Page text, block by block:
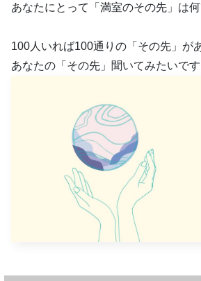
あなたにとって「満室のその先」は何
100人いれば100通りの「その先」が
あなたの「その先」聞いてみたいです